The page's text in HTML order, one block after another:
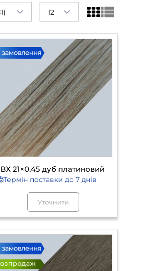
12
21×0,45 дуб платиновий
Термін поставки до 7 днів
Уточнити